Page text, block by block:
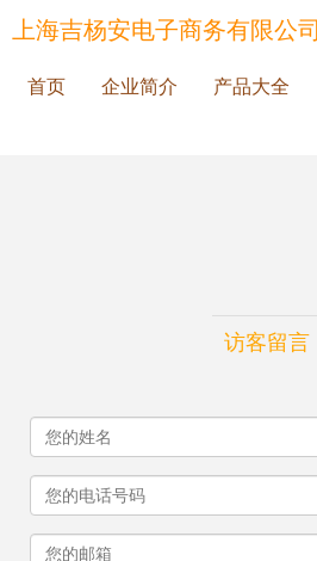
上海吉杨安电子商务有限公司
首页 企业简介 产品大全
访客留言